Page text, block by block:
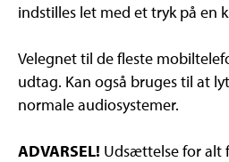
indstilles let med et tryk på en
Velegnet til de fleste
udtag. Kan også bruges til at
normale audiosystemer.
ADVARSEL! Udsættelse for alt